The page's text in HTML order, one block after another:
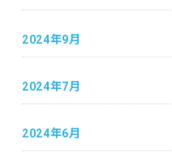
2024年9月
2024年7月
2024年6月